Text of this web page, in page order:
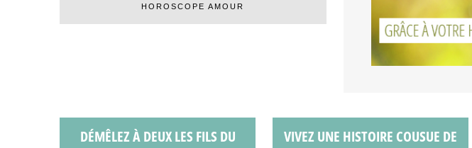
HOROSCOPE AMOUR
DÉMÊLEZ À DEUX LES FILS DU
VIVEZ UNE HISTOIRE COUSUE DE